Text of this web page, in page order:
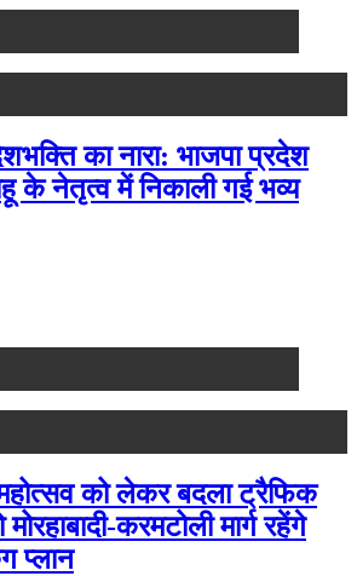
का नारा: भाजपा प्रदेश
के नेतृत्व में निकाली गई भव्य
महोत्सव को लेकर बदला ट्रैफिक
करमटोली मार्ग रहेंगे
प्लान